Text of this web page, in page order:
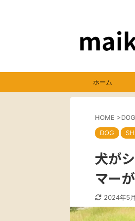
ホーム
HOME >DOG
DOG
犬が
マー
2024年5